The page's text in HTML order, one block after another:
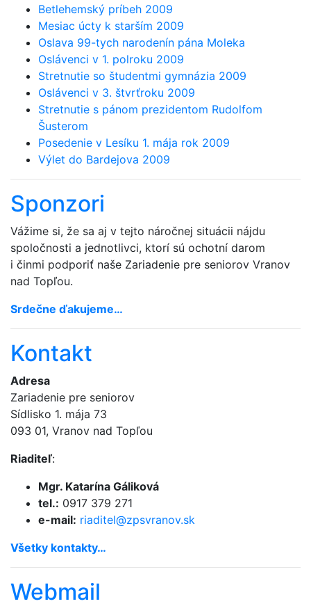
Betlehemský príbeh 2009
Mesiac úcty k starším 2009
Oslava 99-tych narodenín pána Moleka
Oslávenci v 1. polroku 2009
Stretnutie so študentmi gymnázia 2009
Oslávenci v 3. štvrťroku 2009
Stretnutie s pánom prezidentom Rudolfom
Šusterom
Posedenie v Lesíku 1. mája rok 2009
Výlet do Bardejova 2009
Sponzori
Vážime si, že sa aj v tejto náročnej situácii nájdu
spoločnosti a jednotlivci, ktorí sú ochotní darom
i činmi podporiť naše Zariadenie pre seniorov Vranov
nad Topľou.
Srdečne ďakujeme…
Kontakt
Adresa
Zariadenie pre seniorov
Sídlisko 1. mája 73
093 01, Vranov nad Topľou
Riaditeľ:
Mgr. Katarína Gáliková
tel.: 0917 379 271
e-mail: riaditel@zpsvranov.sk
Všetky kontakty…
Webmail